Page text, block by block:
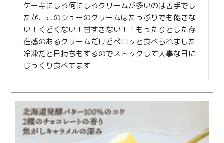
ケーキにしろ何にしろクリームが多いのは苦手でし
たが、このシューのクリームはたっぷりでも飽きな
い！くどくない！甘すぎない！！もったりとした存
在感のあるクリームだけどペロッと食べられました
冷凍だと日持ちもするのでストックして大事な日に
じっくり食べてます